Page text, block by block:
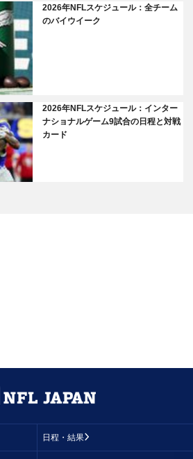
2026年NFLスケジュール：全チーム
のバイウイーク
2026年NFLスケジュール：インター
ナショナルゲーム9試合の日程と対戦
カード
日程・結果